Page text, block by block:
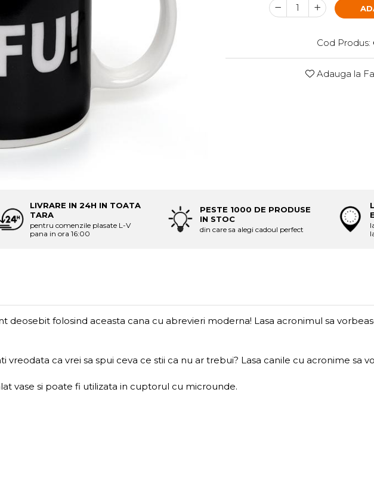
Cod Produs:
Adauga la
LIVRARE IN 24H IN TOATA
TARA
pentru comenzile plasate L-V
pana in ora 16:00
PESTE 1000 DE PRODUSE
IN STOC
din care sa alegi cadoul perfect
deosebit folosind aceasta cana cu abrevieri moderna! Lasa acronimul sa
vreodata ca vrei sa spui ceva ce stii ca nu ar trebui? Lasa canile cu acronime sa
vase si poate fi utilizata in cuptorul cu microunde.